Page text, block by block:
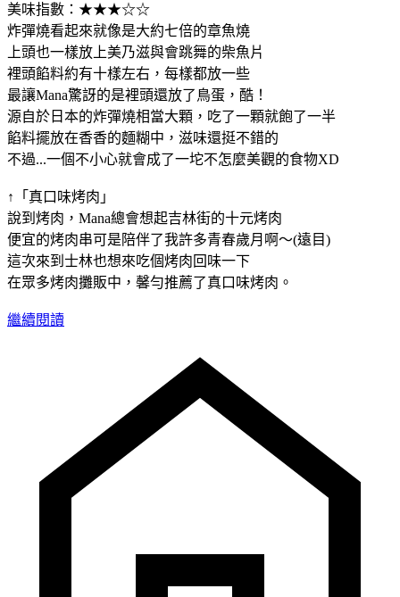
美味指數：★★★☆☆
炸彈燒看起來就像是大約七倍的章魚燒
上頭也一樣放上美乃滋與會跳舞的柴魚片
裡頭餡料約有十樣左右，每樣都放一些
最讓Mana驚訝的是裡頭還放了鳥蛋，酷！
源自於日本的炸彈燒相當大顆，吃了一顆就飽了一半
餡料擺放在香香的麵糊中，滋味還挺不錯的
不過...一個不小心就會成了一坨不怎麼美觀的食物XD
↑「真口味烤肉」
說到烤肉，Mana總會想起吉林街的十元烤肉
便宜的烤肉串可是陪伴了我許多青春歲月啊～(遠目)
這次來到士林也想來吃個烤肉回味一下
在眾多烤肉攤販中，馨勻推薦了真口味烤肉。
繼續閱讀